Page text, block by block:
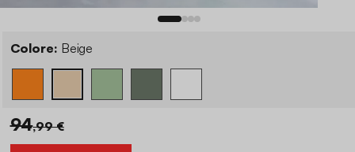
Colore: Beige
94,99 €